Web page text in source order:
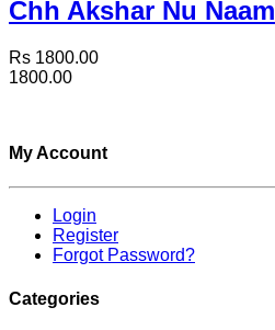
Chh Akshar Nu Naam
Rs 1800.00
1800.00
My Account
Login
Register
Forgot Password?
Categories